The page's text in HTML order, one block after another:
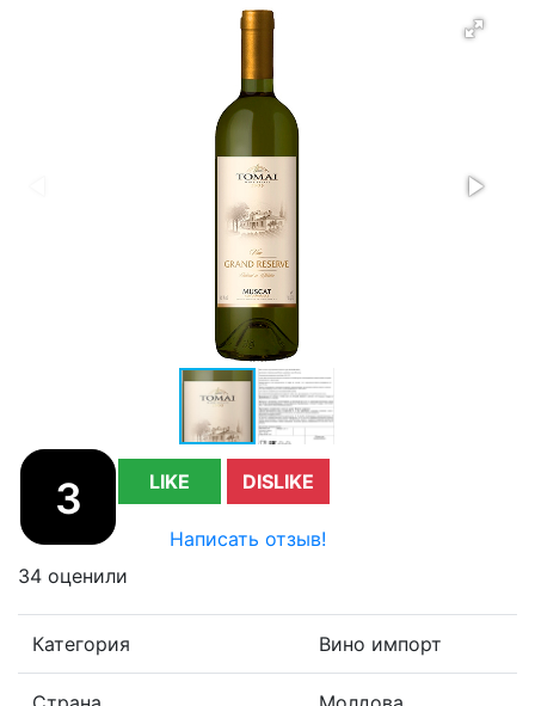
3 LIKE DISLIKE
Написать отзыв!
34 оценили
Категория Вино импорт